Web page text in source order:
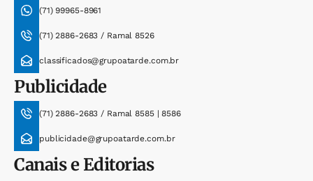
(71) 99965-8961
(71) 2886-2683 / Ramal 8526
classificados@grupoatarde.com.br
Publicidade
(71) 2886-2683 / Ramal 8585 | 8586
publicidade@grupoatarde.com.br
Canais e Editorias